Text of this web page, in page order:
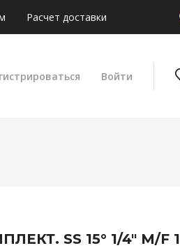
Расчет доставки
Войти
SS 15° 1/4" M/F 1